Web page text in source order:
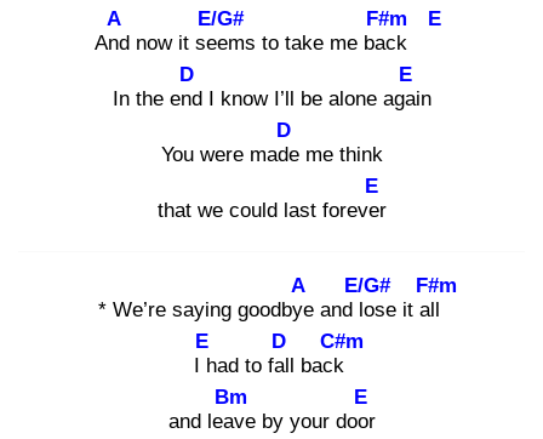
And
A
now it see
E/G#
ms to take me bac
F#m
k
E
In the end
D
I know I’ll be alone agai
E
n
You were made
D
me think
that we could last forever
E
* We’re saying goodbye
A
and lo
E/G#
se it all
F#m
I h
E
ad to fall
D
back
C#m
and leav
Bm
e by your door
E